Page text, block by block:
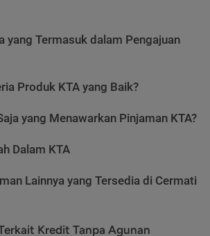
yang Termasuk dalam Pengajuan
Produk KTA yang Baik?
yang Menawarkan Pinjaman KTA?
Dalam KTA
Lainnya yang Tersedia di Cermati
Kredit Tanpa Agunan